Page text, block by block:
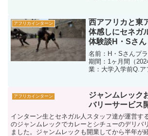
要の奨学金だという
金額は変動しますが
アフリカインターン
西アフリカと東
体感しにセネ
体験談H・Sさん
名前：H・Sさんプ
期間：1ヶ月間（
業：大学入学前Q.ア
あったのですが、
気が違うと耳にし...
アフリカインターン
ジャンムレック
バリーサービス
インターン生とセネガル人スタッフ達が運営す
のジャンムレックでカレーとシチューのデリバ
ました。ジャンムレックも開業してから半年が